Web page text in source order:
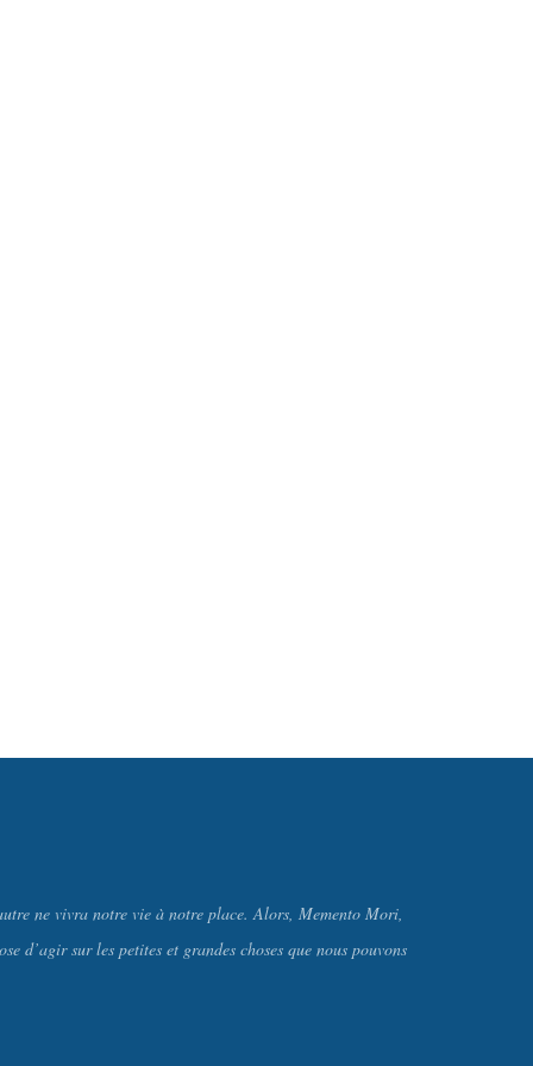
ne vivra notre vie à notre place. Alors, Memento Mori,
d’agir sur les petites et grandes choses que nous pouvons